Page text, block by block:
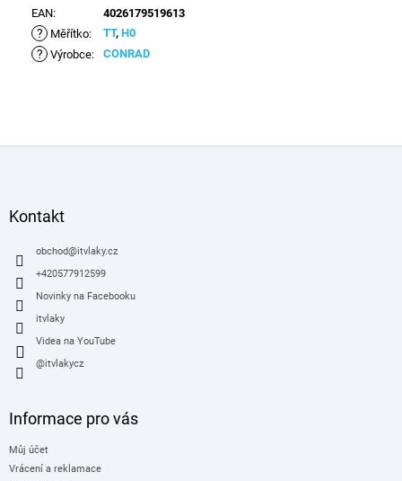
EAN: 4026179519613
? Měřítko: TT, H0
? Výrobce: CONRAD
Kontakt
obchod@itvlaky.cz
+420577912599
Novinky na Facebooku
itvlaky
Videa na YouTube
@itvlakycz
Informace pro vás
Můj účet
Vrácení a reklamace